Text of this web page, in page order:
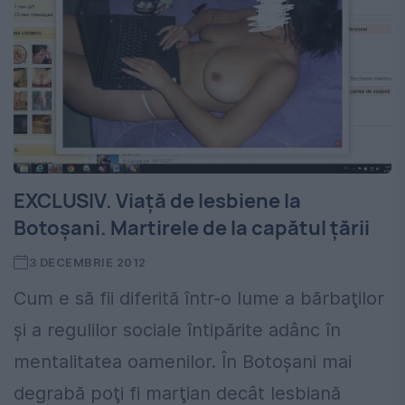
EXCLUSIV. Viaţă de lesbiene la
Botoşani. Martirele de la capătul ţării
3 DECEMBRIE 2012
Cum e să fii diferită într-o lume a bărbaţilor
şi a regulilor sociale întipărite adânc în
mentalitatea oamenilor. În Botoşani mai
degrabă poţi fi marţian decât lesbiană